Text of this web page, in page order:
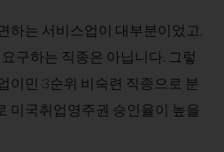
하는 서비스업이 대부분이었고,
구하는 직종은 아닙니다. 그렇
이민 3순위 비숙련 직종으로 분
미국취업영주권 승인율이 높을